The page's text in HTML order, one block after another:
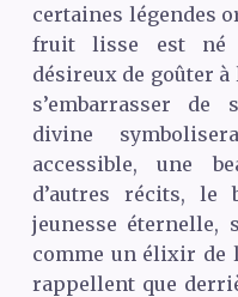
certaines légendes
fruit lisse est né
désireux de goûter à
s’embarrasser de
divine
accessible, une
d’autres récits, le
jeunesse éternelle,
comme un élixir de
rappellent que